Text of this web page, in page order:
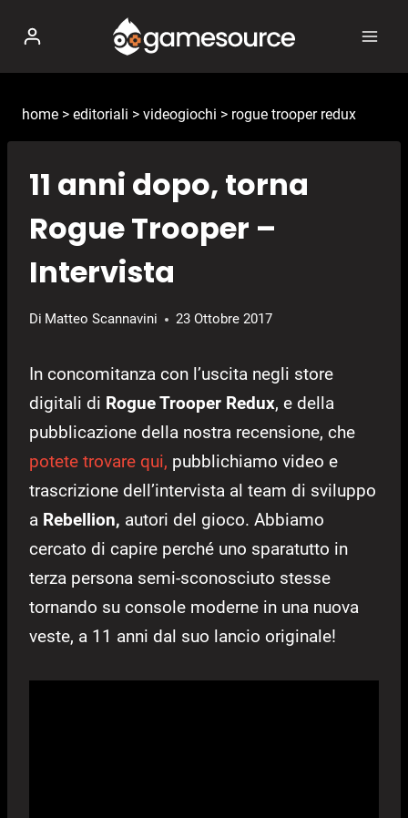
contenuto
home > editoriali > videogiochi > rogue trooper redux
11 anni dopo, torna
Rogue Trooper –
Intervista
Di Matteo Scannavini 23 Ottobre 2017
In concomitanza con l’uscita negli store
digitali di Rogue Trooper Redux, e della
pubblicazione della nostra recensione, che
potete trovare qui, pubblichiamo video e
trascrizione dell’intervista al team di sviluppo
a Rebellion, autori del gioco. Abbiamo
cercato di capire perché uno sparatutto in
terza persona semi-sconosciuto stesse
tornando su console moderne in una nuova
veste, a 11 anni dal suo lancio originale!